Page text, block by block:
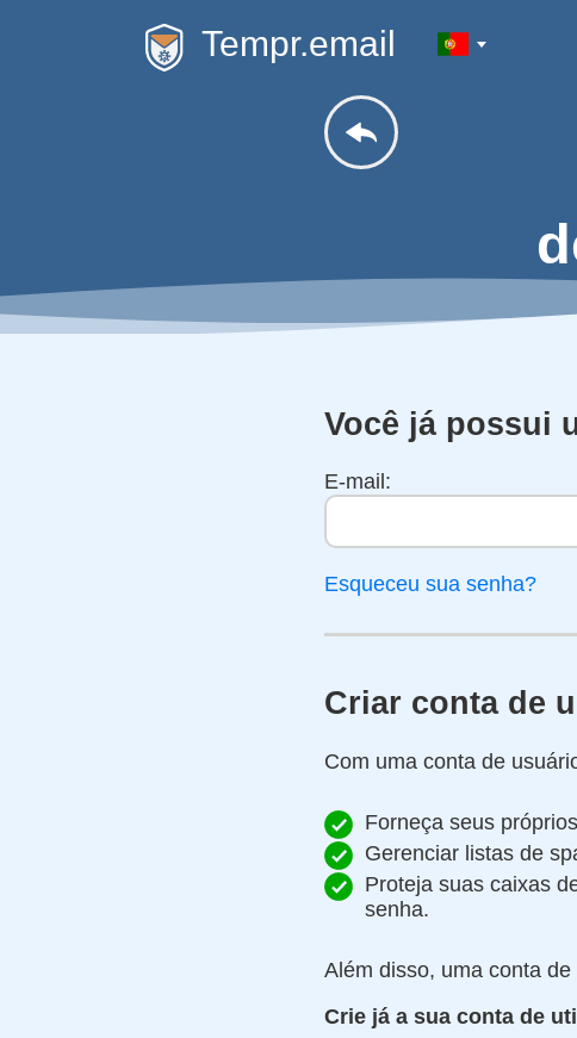
Tempr.email
Você já possui
E-mail:
Esqueceu sua senha?
Criar conta de
Com uma conta de
Forneça seus
Gerenciar listas de
Proteja suas caixas
senha.
Além disso, uma conta
Crie já a sua conta de